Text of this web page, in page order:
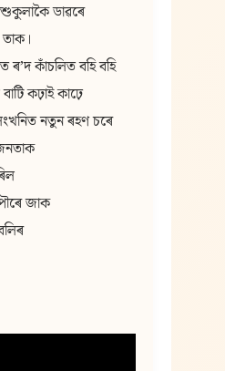
ডাৱৰে
কাঁচলিত বহি বহি
কঢ়াই কাঢ়ে
নতুন ৰহণ চৰে
জাক